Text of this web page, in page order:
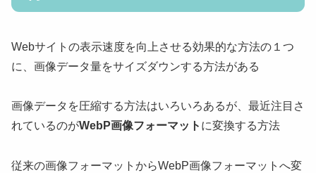
Webサイトの表示速度を向上させる効果的な方法の１つ
に、画像データ量をサイズダウンする方法がある
画像データを圧縮する方法はいろいろあるが、最近注目さ
れているのがWebP画像フォーマット に変換する方法
従来の画像フォーマットからWebP画像フォーマットへ変